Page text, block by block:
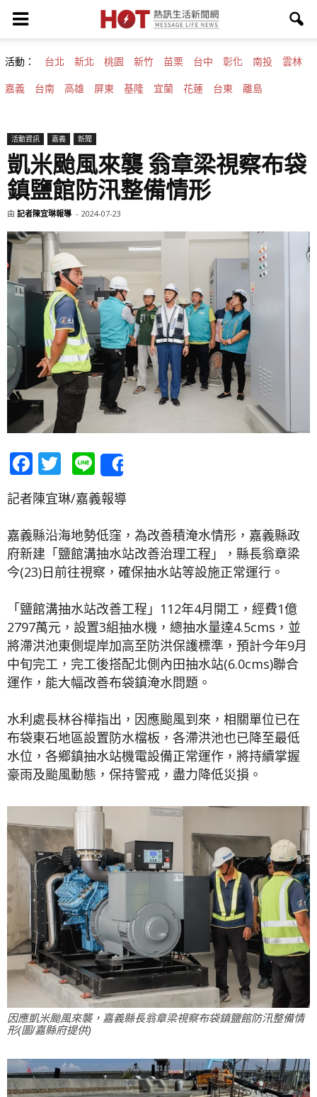
活動： 台北 新北 桃園 新竹 苗栗 台中 彰化 南投 雲林
嘉義 台南 高雄 屏東 基隆 宜蘭 花蓮 台東 離島
活動資訊 嘉義 新聞
凱米颱風來襲 翁章梁視察布袋
鎮鹽館防汛整備情形
由 記者陳宜琳報導 - 2024-07-23
Facebook
Twitter
Line
記者陳宜琳/嘉義報導
嘉義縣沿海地勢低窪，為改善積淹水情形，嘉義縣政
府新建「鹽館溝抽水站改善治理工程」，縣長翁章梁
今(23)日前往視察，確保抽水站等設施正常運行。
「鹽館溝抽水站改善工程」112年4月開工，經費1億
2797萬元，設置3組抽水機，總抽水量達4.5cms，並
將滯洪池東側堤岸加高至防洪保護標準，預計今年9月
中旬完工，完工後搭配北側內田抽水站(6.0cms)聯合
運作，能大幅改善布袋鎮淹水問題。
水利處長林谷樺指出，因應颱風到來，相關單位已在
布袋東石地區設置防水檔板，各滯洪池也已降至最低
水位，各鄉鎮抽水站機電設備正常運作，將持續掌握
豪雨及颱風動態，保持警戒，盡力降低災損。
因應凱米颱風來襲，嘉義縣長翁章梁視察布袋鎮鹽館防汛整備情
形(圖/嘉縣府提供)